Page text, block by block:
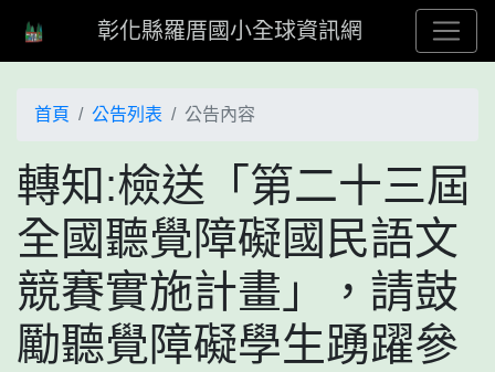
彰化縣羅厝國小全球資訊網
首頁 公告列表 公告內容
轉知:檢送「第二十三屆
全國聽覺障礙國民語文
競賽實施計畫」，請鼓
勵聽覺障礙學生踴躍參